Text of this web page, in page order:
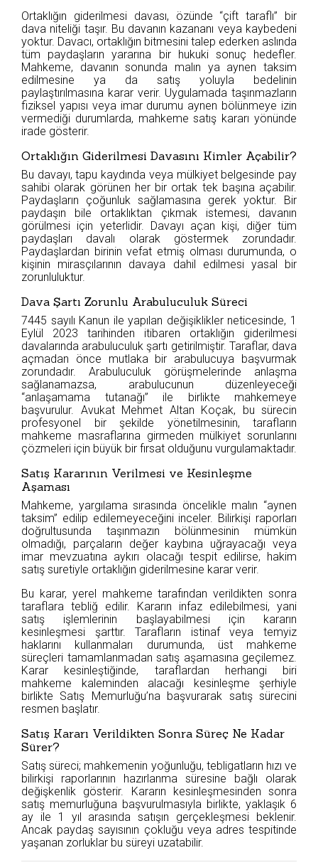
Ortaklığın giderilmesi davası, özünde “çift taraflı” bir
dava niteliği taşır. Bu davanın kazananı veya kaybedeni
yoktur. Davacı, ortaklığın bitmesini talep ederken aslında
tüm paydaşların yararına bir hukuki sonuç hedefler.
Mahkeme, davanın sonunda malın ya aynen taksim
edilmesine ya da satış yoluyla bedelinin
paylaştırılmasına karar verir. Uygulamada taşınmazların
fiziksel yapısı veya imar durumu aynen bölünmeye izin
vermediği durumlarda, mahkeme satış kararı yönünde
irade gösterir.
Ortaklığın Giderilmesi Davasını Kimler Açabilir?
Bu davayı, tapu kaydında veya mülkiyet belgesinde pay
sahibi olarak görünen her bir ortak tek başına açabilir.
Paydaşların çoğunluk sağlamasına gerek yoktur. Bir
paydaşın bile ortaklıktan çıkmak istemesi, davanın
görülmesi için yeterlidir. Davayı açan kişi, diğer tüm
paydaşları davalı olarak göstermek zorundadır.
Paydaşlardan birinin vefat etmiş olması durumunda, o
kişinin mirasçılarının davaya dahil edilmesi yasal bir
zorunluluktur.
Dava Şartı Zorunlu Arabuluculuk Süreci
7445 sayılı Kanun ile yapılan değişiklikler neticesinde, 1
Eylül 2023 tarihinden itibaren ortaklığın giderilmesi
davalarında arabuluculuk şartı getirilmiştir. Taraflar, dava
açmadan önce mutlaka bir arabulucuya başvurmak
zorundadır. Arabuluculuk görüşmelerinde anlaşma
sağlanamazsa, arabulucunun düzenleyeceği
“anlaşamama tutanağı” ile birlikte mahkemeye
başvurulur. Avukat Mehmet Altan Koçak, bu sürecin
profesyonel bir şekilde yönetilmesinin, tarafların
mahkeme masraflarına girmeden mülkiyet sorunlarını
çözmeleri için büyük bir fırsat olduğunu vurgulamaktadır.
Satış Kararının Verilmesi ve Kesinleşme
Aşaması
Mahkeme, yargılama sırasında öncelikle malın “aynen
taksim” edilip edilemeyeceğini inceler. Bilirkişi raporları
doğrultusunda taşınmazın bölünmesinin mümkün
olmadığı, parçaların değer kaybına uğrayacağı veya
imar mevzuatına aykırı olacağı tespit edilirse, hakim
satış suretiyle ortaklığın giderilmesine karar verir.
Bu karar, yerel mahkeme tarafından verildikten sonra
taraflara tebliğ edilir. Kararın infaz edilebilmesi, yani
satış işlemlerinin başlayabilmesi için kararın
kesinleşmesi şarttır. Tarafların istinaf veya temyiz
haklarını kullanmaları durumunda, üst mahkeme
süreçleri tamamlanmadan satış aşamasına geçilemez.
Karar kesinleştiğinde, taraflardan herhangi biri
mahkeme kaleminden alacağı kesinleşme şerhiyle
birlikte Satış Memurluğu’na başvurarak satış sürecini
resmen başlatır.
Satış Kararı Verildikten Sonra Süreç Ne Kadar
Sürer?
Satış süreci; mahkemenin yoğunluğu, tebligatların hızı ve
bilirkişi raporlarının hazırlanma süresine bağlı olarak
değişkenlik gösterir. Kararın kesinleşmesinden sonra
satış memurluğuna başvurulmasıyla birlikte, yaklaşık 6
ay ile 1 yıl arasında satışın gerçekleşmesi beklenir.
Ancak paydaş sayısının çokluğu veya adres tespitinde
yaşanan zorluklar bu süreyi uzatabilir.